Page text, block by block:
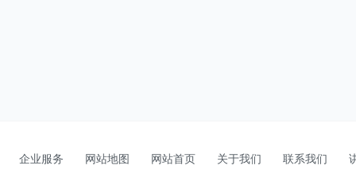
企业服务 网站地图 网站首页 关于我们 联系我们